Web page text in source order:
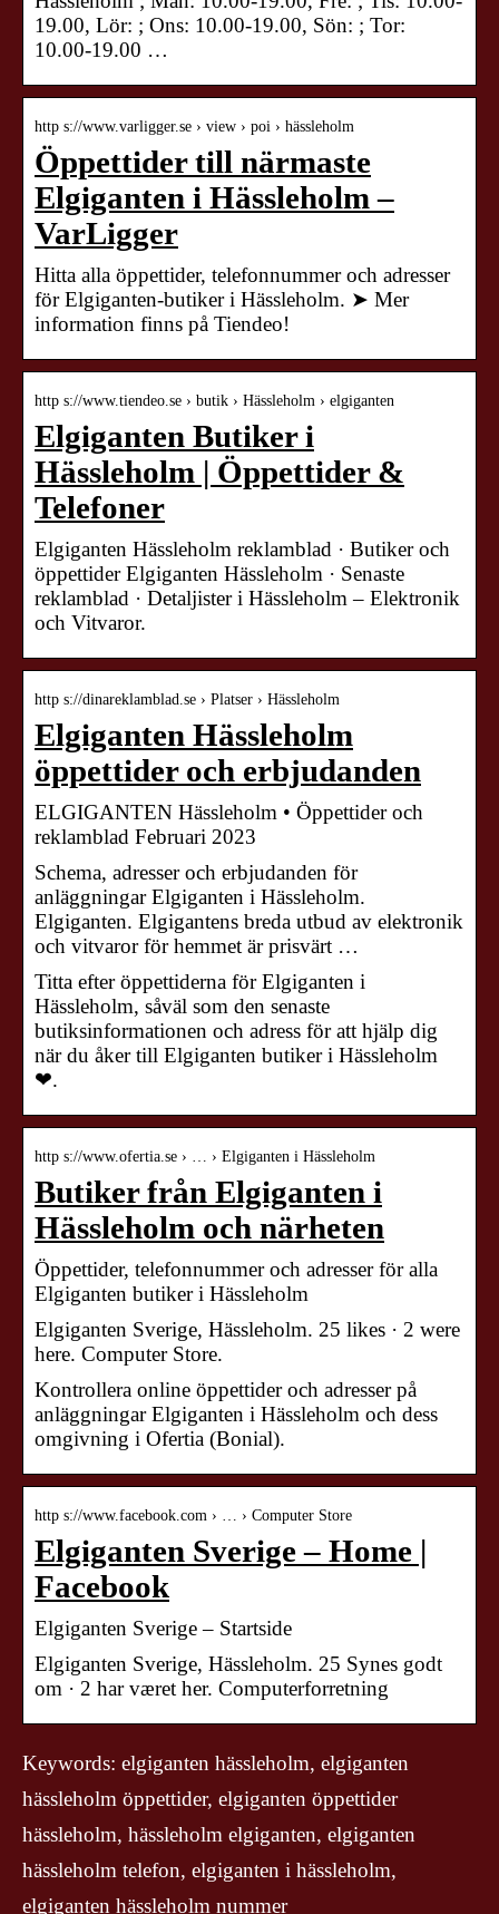
19.00, Lör: ; Ons: 10.00-19.00, Sön: ; Tor:
10.00-19.00 …
http s://www.varligger.se › view › poi › hässleholm
Öppettider till närmaste
Elgiganten i Hässleholm –
VarLigger
Hitta alla öppettider, telefonnummer och adresser
för Elgiganten-butiker i Hässleholm. ➤ Mer
information finns på Tiendeo!
http s://www.tiendeo.se › butik › Hässleholm › elgiganten
Elgiganten Butiker i
Hässleholm | Öppettider &
Telefoner
Elgiganten Hässleholm reklamblad · Butiker och
öppettider Elgiganten Hässleholm · Senaste
reklamblad · Detaljister i Hässleholm – Elektronik
och Vitvaror.
http s://dinareklamblad.se › Platser › Hässleholm
Elgiganten Hässleholm
öppettider och erbjudanden
ELGIGANTEN Hässleholm • Öppettider och
reklamblad Februari 2023
Schema, adresser och erbjudanden för
anläggningar Elgiganten i Hässleholm.
Elgiganten. Elgigantens breda utbud av elektronik
och vitvaror för hemmet är prisvärt …
Titta efter öppettiderna för Elgiganten i
Hässleholm, såväl som den senaste
butiksinformationen och adress för att hjälp dig
när du åker till Elgiganten butiker i Hässleholm
❤.
http s://www.ofertia.se › … › Elgiganten i Hässleholm
Butiker från Elgiganten i
Hässleholm och närheten
Öppettider, telefonnummer och adresser för alla
Elgiganten butiker i Hässleholm
Elgiganten Sverige, Hässleholm. 25 likes · 2 were
here. Computer Store.
Kontrollera online öppettider och adresser på
anläggningar Elgiganten i Hässleholm och dess
omgivning i Ofertia (Bonial).
http s://www.facebook.com › … › Computer Store
Elgiganten Sverige – Home |
Facebook
Elgiganten Sverige – Startside
Elgiganten Sverige, Hässleholm. 25 Synes godt
om · 2 har været her. Computerforretning
Keywords: elgiganten hässleholm, elgiganten
hässleholm öppettider, elgiganten öppettider
hässleholm, hässleholm elgiganten, elgiganten
hässleholm telefon, elgiganten i hässleholm,
elgiganten hässleholm nummer